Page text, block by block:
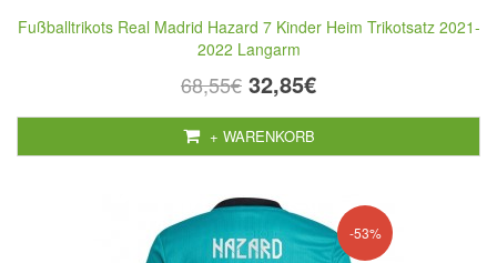
Fußballtrikots Real Madrid Hazard 7 Kinder Heim Trikotsatz 2021-
2022 Langarm
68,55€ 32,85€
+ WARENKORB
-53%